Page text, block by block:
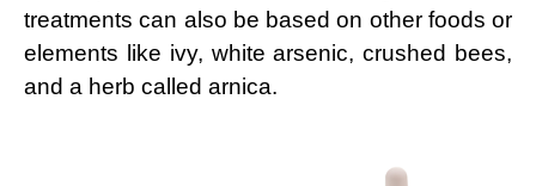
treatments can also be based on other foods or
elements like ivy, white arsenic, crushed bees,
and a herb called arnica.